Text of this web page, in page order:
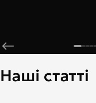
Наші статті